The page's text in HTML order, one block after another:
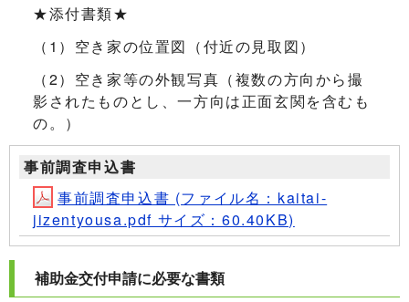
★添付書類★
（1）空き家の位置図（付近の見取図）
（2）空き家等の外観写真（複数の方向から撮
影されたものとし、一方向は正面玄関を含むも
の。）
事前調査申込書
事前調査申込書 (ファイル名：kaitai-
jizentyousa.pdf サイズ：60.40KB)
補助金交付申請に必要な書類